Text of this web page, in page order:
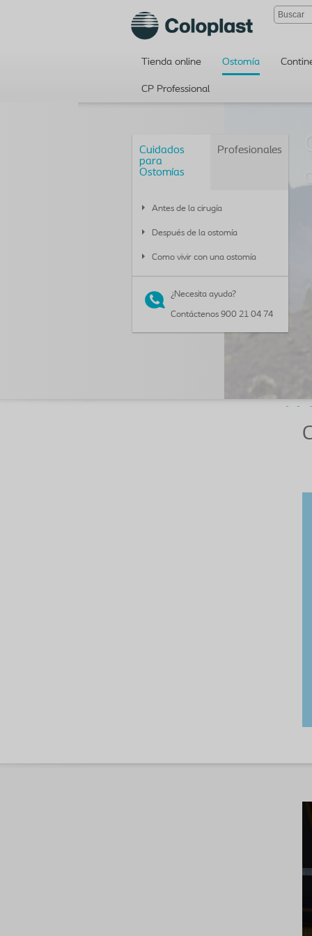
Tienda online Ostomía
CP Professional
Cuidados
para
Ostomías
Antes de la cirugía
Después de la ostomía
Como vivir con una ostomía
Profesionales
¿Necesita ayuda?
Contáctenos 900 21 04 74